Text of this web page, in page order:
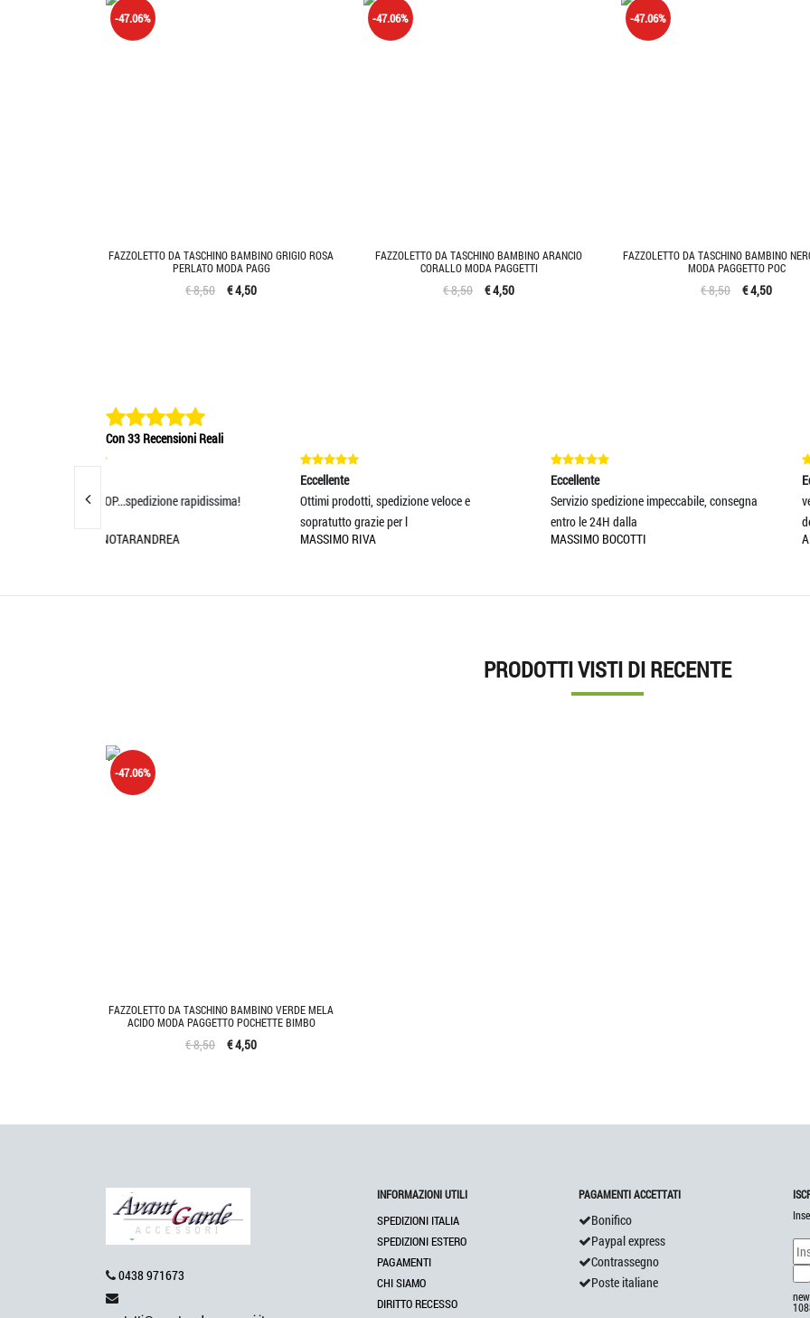
FAZZOLETTO DA TASCHINO BAMBINO GRIGIO ROSA
PERLATO MODA PAGG
-47.06%
€ 8,50 € 4,50
FAZZOLETTO DA TASCHINO BAMBINO ARANCIO
CORALLO MODA PAGGETTI
-47.06%
€ 8,50 € 4,50
FAZZOLETTO DA TASCHINO BAMBINO
MODA PAGGETTO POC
-47.06%
€ 8,50 € 4,50
Con 33 Recensioni Reali
Ottimi prodotti, spedizione veloce e
MASSIMO RIVA
Servizio spedizione impeccabile, consegna
entro le 24H dalla
velocità, cortesia e merce come da
ALESSANDRO LAMPIS
PRODOTTI VISTI DI RECENTE
'.'
FAZZOLETTO DA TASCHINO BAMBINO VERDE MELA
ACIDO MODA PAGGETTO POCHETTE BIMBO
-47.06%
€ 8,50 € 4,50
0438 971673
INFORMAZIONI UTILI
SPEDIZIONI ITALIA
SPEDIZIONI ESTERO
PAGAMENTI
CHI SIAMO
DIRITTO RECESSO
PAGAMENTI ACCETTATI
Bonifico
Paypal express
Contrassegno
Poste italiane